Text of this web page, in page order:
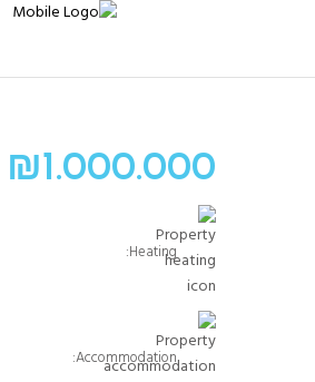
₪1.000.000
Accommodation:
Heating: